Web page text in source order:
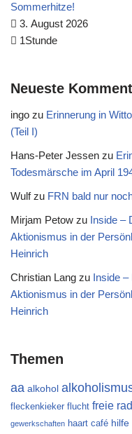
Sommerhitze!
3. August 2026
1Stunde
Neueste
ingo zu Erinnerung in
(Teil I)
Hans-Peter Jessen zu
Todesmärsche im April
Wulfzu FRN bald nur
Mirjam Petow zu Inside –
Aktionismus in der
Heinrich
Christian Lang zu Inside –
Aktionismus in der
Heinrich
Themen
aa alkohol
fleckenkieker flucht freie
gewerkschaften haart café hilfe